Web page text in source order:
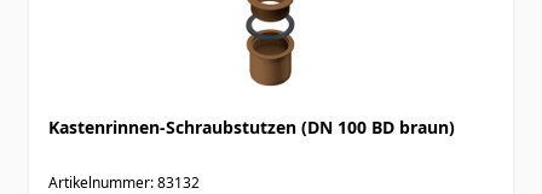
Kastenrinnen-Schraubstutzen (DN 100 BD braun)
Artikelnummer: 83132